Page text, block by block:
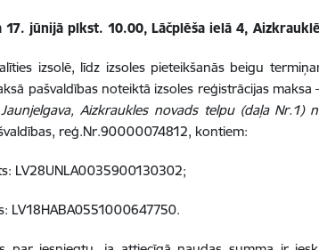
17. jūnijā plkst. 10.00, Lāčplēša ielā 4,
izsolē, līdz izsoles pieteikšanās beigu
pašvaldības noteiktā izsoles reģistrācijas maksa
Aizkraukles novads telpu (daļa Nr.1)
reģ.Nr.90000074812, kontiem:
LV28UNLA0035900130302;
LV18HABA0551000647750.